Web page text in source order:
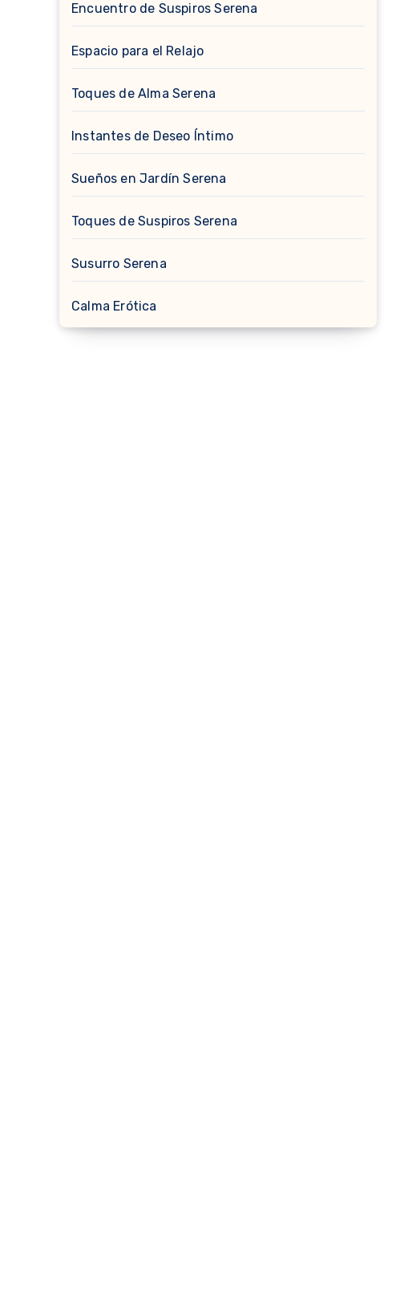
Encuentro de Suspiros Serena
Espacio para el Relajo
Toques de Alma Serena
Instantes de Deseo Íntimo
Sueños en Jardín Serena
Toques de Suspiros Serena
Susurro Serena
Calma Erótica